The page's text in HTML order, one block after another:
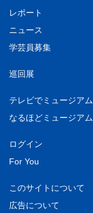
レポート
ニュース
学芸員募集
巡回展
テレビでミュージアム
なるほどミュージアム
ログイン
For You
このサイトについて
広告について